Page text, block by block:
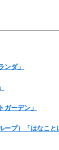
ンダ」
ガーデン」
ープ）「はなこと